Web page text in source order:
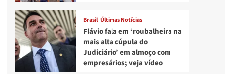
Brasil Últimas Notícias
Flávio fala em ‘roubalheira na
mais alta cúpula do
Judiciário’ em almoço com
empresários; veja vídeo